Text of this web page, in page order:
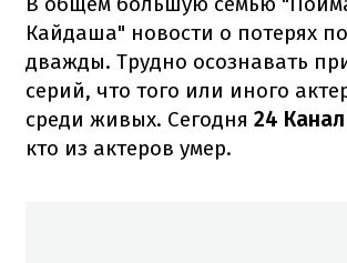
Кайдаша" новости о потерях
дважды. Трудно осознавать
серий, что того или иного
среди живых. Сегодня 24 Канал
кто из актеров умер.